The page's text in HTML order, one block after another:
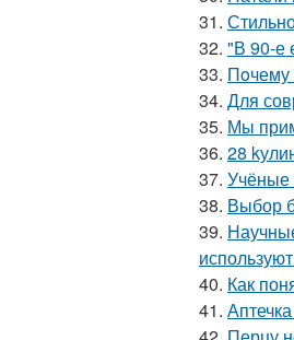
31.
32. "В 90-е
33. Пoчему
34. Для
35. Мы
36. 28
37. Учёные
38. Выбор
39.
40. Как
41.